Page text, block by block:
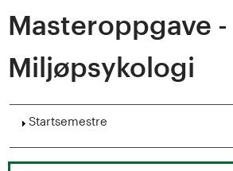
k
t
Masteroppgave -
Miljøpsykologi
Vis
Startsemestre